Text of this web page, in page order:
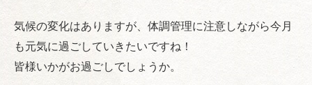
気候の変化はありますが、体調管理に注意しながら今月
も元気に過ごしていきたいですね！
皆様いかがお過ごしでしょうか。